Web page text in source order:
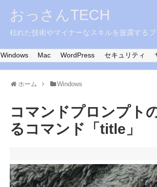
おっさんTECH
枯れた技術やマイナーなスキルを披露する
Windows Mac WordPress セキュリティ
ホーム Windows
コマンドプロンプト
るコマンド「title」